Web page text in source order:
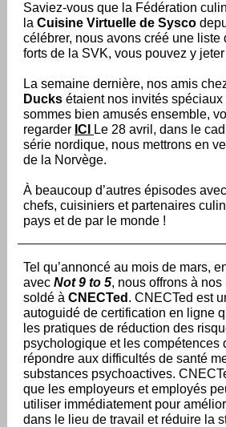
Saviez-vous que la Fédération
la Cuisine Virtuelle de Sysco
célébrer, nous avons créé une liste
forts de la SVK, vous pouvez y
La semaine dernière, nos amis
Ducks étaient nos invités spéciaux
sommes bien amusés ensemble,
regarder ICI
Le 28 avril, dans le
série nordique, nous mettrons en
de la Norvège.
À beaucoup d’autres épisodes
chefs, cuisiniers et partenaires
pays et de par le monde !
Tel qu’annoncé au mois de mars,
avec Not 9 to 5, nous offrons à nos
soldé à CNECTed . CNECTed est
autoguidé de certification en ligne
les pratiques de réduction des
psychologique et les compétences
répondre aux difficultés de santé
substances psychoactives.
que les employeurs et employés
utiliser immédiatement pour
dans le lieu de travail et réduire la